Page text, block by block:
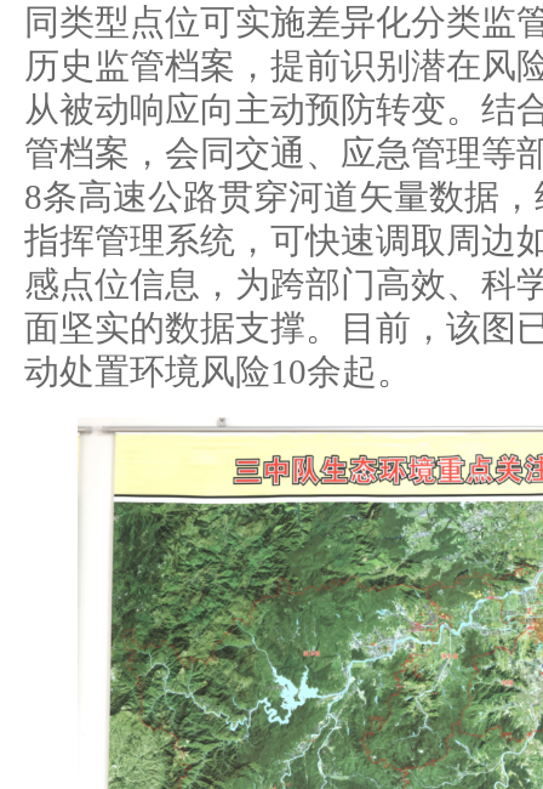
同类型点位可实施差异化分类监
历史监管档案，提前识别潜在风
从被动响应向主动预防转变。结
管档案，会同交通、应急管理等
8条高速公路贯穿河道矢量数据
指挥管理系统，可快速调取周边
感点位信息，为跨部门高效、科
面坚实的数据支撑。目前，该图
动处置环境风险10余起。